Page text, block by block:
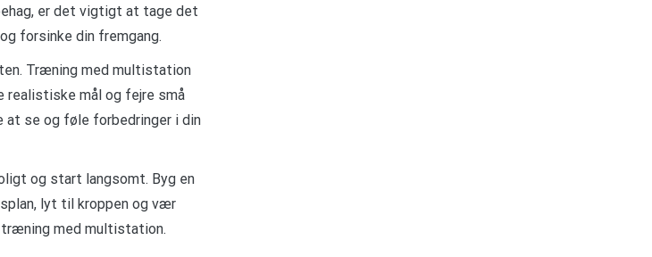
er det vigtigt at tage det
forsinke din fremgang.
Træning med multistation
mål og fejre små
at se og føle forbedringer i din
og start langsomt. Byg en
lyt til kroppen og vær
med multistation.